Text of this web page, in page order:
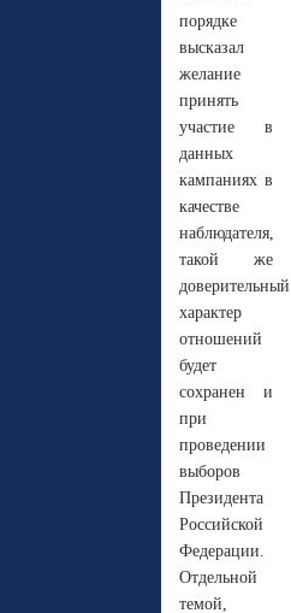
порядке
высказал
желание
принять
участие в
данных
кампаниях в
качестве
наблюдателя,
такой же
доверительный
характер
отношений
будет
сохранен и
при
проведении
выборов
Президента
Российской
Федерации.
Отдельной
темой,